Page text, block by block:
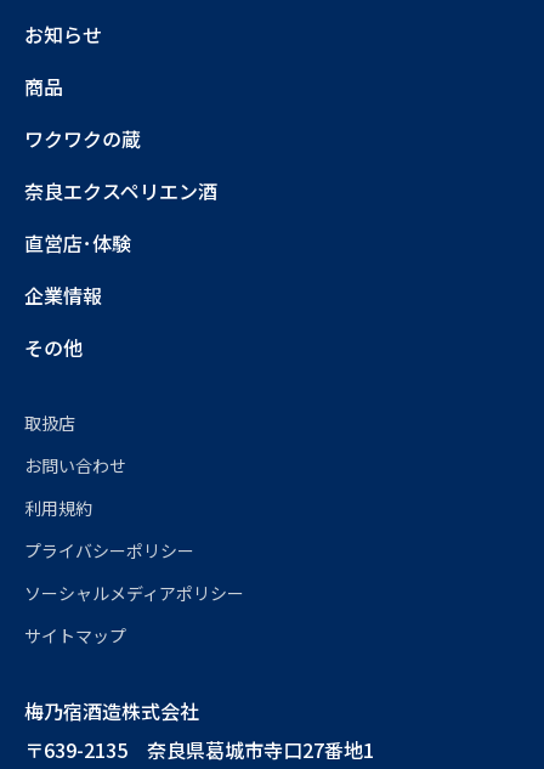
お知らせ
商品
ワクワクの蔵
奈良エクスペリエン酒
直営店･体験
企業情報
その他
取扱店
お問い合わせ
利用規約
プライバシーポリシー
ソーシャルメディアポリシー
サイトマップ
梅乃宿酒造株式会社
〒639-2135 奈良県葛城市寺口27番地1